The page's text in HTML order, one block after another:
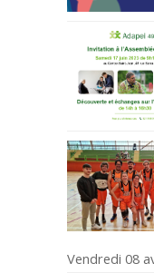
Vendredi 08